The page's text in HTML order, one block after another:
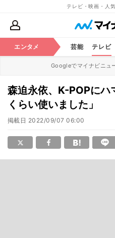
テレビ・映画・人
エンタメ 芸能 テレビ
Googleでマイナビニュ
森迫永依、K-POPに
くらい使いました」
掲載日 2022/09/07 06:00